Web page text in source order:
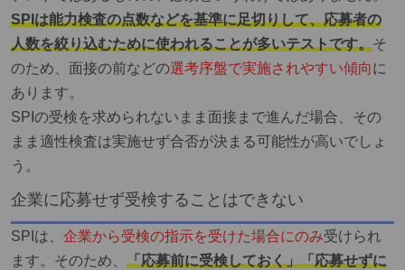
SPIは能力検査の点数などを基準に足切りして、応募者の
人数を絞り込むために使われることが多いテストです。そ
のため、面接の前などの選考序盤で実施されやすい傾向に
あります。
SPIの受検を求められないまま面接まで進んだ場合、その
まま適性検査は実施せず合否が決まる可能性が高いでしょ
う。
企業に応募せず受検することはできない
SPIは、 企業から受検の指示を受けた場合にのみ受けられ
ます。そのため、 「応募前に受検しておく」「応募せずに